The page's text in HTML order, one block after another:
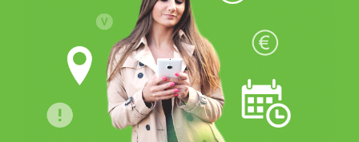
beBeeBauprojektmanager
Bassersdorf
ADT INNOVA Architektur und
Planungs AG
Dübendorf